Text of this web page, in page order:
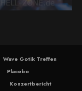
Wave Gotik Treffen
Placebo
Konzertbericht